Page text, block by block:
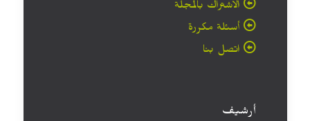
الاشتراك بالمجلة
أسئلة مكررة
اتصل بنا
أرشيف